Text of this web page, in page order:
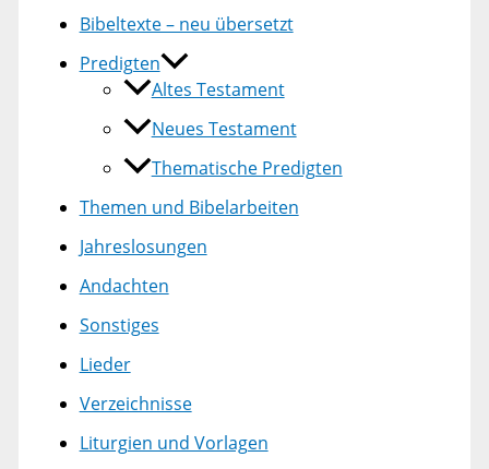
Bibeltexte – neu übersetzt
Predigten
Altes Testament
Neues Testament
Thematische Predigten
Themen und Bibelarbeiten
Jahreslosungen
Andachten
Sonstiges
Lieder
Verzeichnisse
Liturgien und Vorlagen